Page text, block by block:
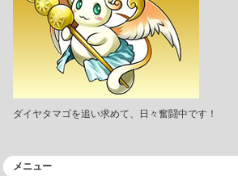
ダイヤタマゴを追い求めて、日々奮闘中です！
メニュー